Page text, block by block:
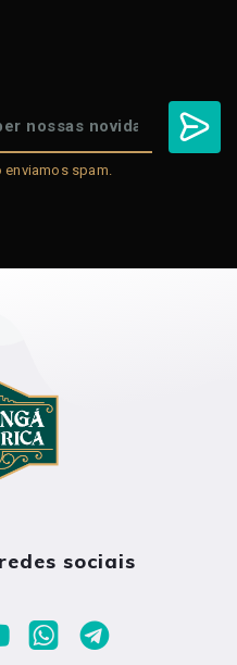
spam.
sociais